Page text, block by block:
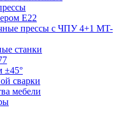
E22
прессы с ЧПУ 4+1 MT-
станки
±45°
сварки
мебели